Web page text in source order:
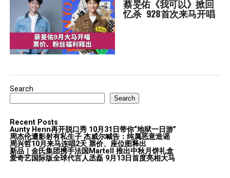
蔡旻佑《我可以》掀回
忆杀  928首次来马开唱
Search
Search
Recent Posts
Aunty Henn再开脱口秀 10月31日带你“地狱一日游”
周杰伦遭影射有私生子 杰威尔喊告：纯属恶意造谣
周兴哲10月来马连唱2天 票价、座位图释出
新品｜金氏集团携手法国Martell 推出中秋月饼礼盒
爱奇艺国际版全球代言人丞磊 9月13日首度亮相大马